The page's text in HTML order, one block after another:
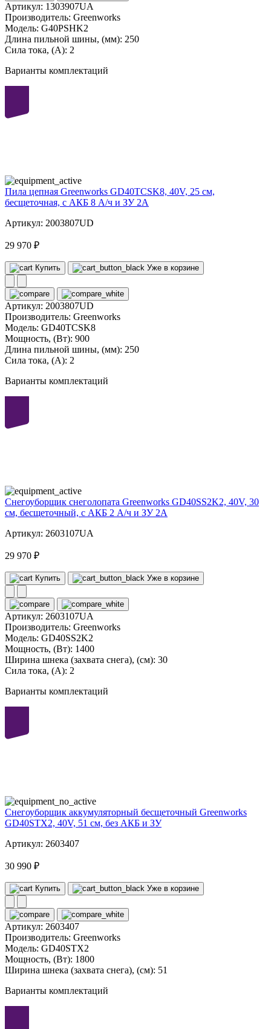
Артикул: 1303907UA
Производитель: Greenworks
Модель: G40PSHK2
Длина пильной шины, (мм): 250
Сила тока, (А): 2
Варианты комплектаций
Пила цепная Greenworks GD40TCSK8, 40V, 25 см,
бесщеточная, с АКБ 8 А/ч и ЗУ 2А
Артикул: 2003807UD
29 970 ₽
Купить Уже в корзине
Артикул: 2003807UD
Производитель: Greenworks
Модель: GD40TCSK8
Мощность, (Вт): 900
Длина пильной шины, (мм): 250
Сила тока, (А): 2
Варианты комплектаций
Снегоуборщик снеголопата Greenworks GD40SS2K2, 40V, 30
см, бесщеточный, с АКБ 2 А/ч и ЗУ 2А
Артикул: 2603107UA
29 970 ₽
Купить Уже в корзине
Артикул: 2603107UA
Производитель: Greenworks
Модель: GD40SS2K2
Мощность, (Вт): 1400
Ширина шнека (захвата снега), (см): 30
Сила тока, (А): 2
Варианты комплектаций
Снегоуборщик аккумуляторный бесщеточный Greenworks
GD40STX2, 40V, 51 см, без АКБ и ЗУ
Артикул: 2603407
30 990 ₽
Купить Уже в корзине
Артикул: 2603407
Производитель: Greenworks
Модель: GD40STX2
Мощность, (Вт): 1800
Ширина шнека (захвата снега), (см): 51
Варианты комплектаций